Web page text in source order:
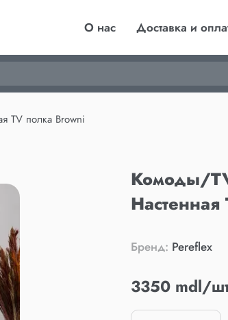
О нас Доставка и
TV полка Browni
Комоды/
Бренд: Pereflex
3350 mdl/